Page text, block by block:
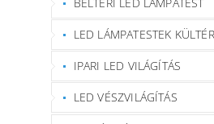
LED LÁMPATESTEK
IPARI LED VILÁGÍTÁS
LED VÉSZVILÁGÍTÁS